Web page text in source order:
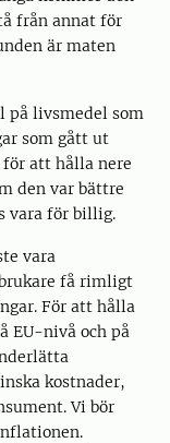
från annat för
är maten
på livsmedel som
som gått ut
att hålla nere
den var bättre
vara för billig.
vara
få rimligt
För att hålla
EU-nivå och på
kostnader,
Vi bör